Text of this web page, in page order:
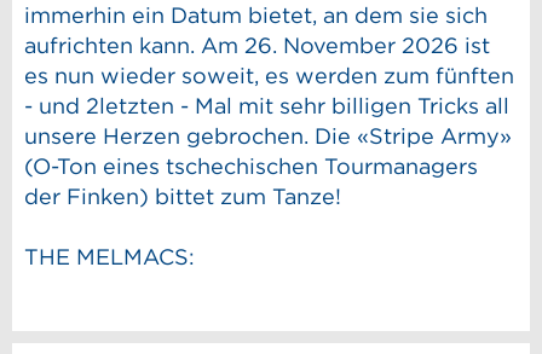
immerhin ein Datum bietet, an dem sie sich
aufrichten kann. Am 26. November 2026 ist
es nun wieder soweit, es werden zum fünften
- und 2letzten - Mal mit sehr billigen Tricks all
unsere Herzen gebrochen. Die «Stripe Army»
(O-Ton eines tschechischen Tourmanagers
der Finken) bittet zum Tanze!
THE MELMACS: